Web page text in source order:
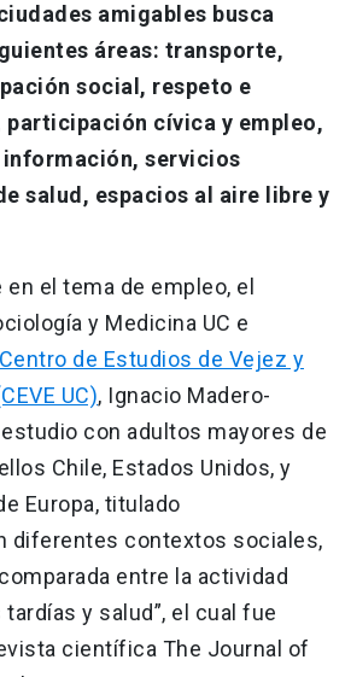
amigables busca
áreas: transporte,
social, respeto e
cívica y empleo,
servicios
salud, espacios al aire libre y
el tema de empleo, el
y Medicina UC e
Centro de Estudios de Vejez y
UC), Ignacio Madero-
con adultos mayores de
Chile, Estados Unidos, y
Europa, titulado
diferentes contextos sociales,
entre la actividad
tardías y salud”, el cual fue
científica The Journal of